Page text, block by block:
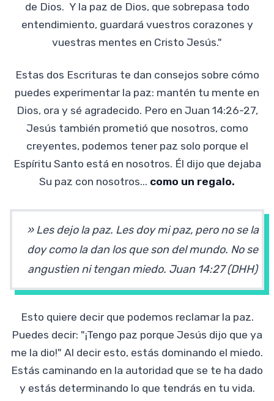
de Dios. Y la paz de Dios, que sobrepasa todo
entendimiento, guardará vuestros corazones y
vuestras mentes en Cristo Jesús."
Estas dos Escrituras te dan consejos sobre cómo
puedes experimentar la paz: mantén tu mente en
Dios, ora y sé agradecido. Pero en Juan 14:26-27,
Jesús también prometió que nosotros, como
creyentes, podemos tener paz solo porque el
Espíritu Santo está en nosotros. Él dijo que dejaba
Su paz con nosotros... como un regalo.
» Les dejo la paz. Les doy mi paz, pero no se la
doy como la dan los que son del mundo. No se
angustien ni tengan miedo. Juan 14:27 (DHH)
Esto quiere decir que podemos reclamar la paz.
Puedes decir: "¡Tengo paz porque Jesús dijo que ya
me la dio!" Al decir esto, estás dominando el miedo.
Estás caminando en la autoridad que se te ha dado
y estás determinando lo que tendrás en tu vida.